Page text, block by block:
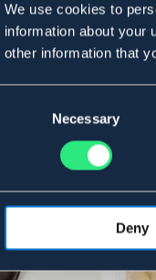
We use cookies to
information about your
other information that
Necessary
Deny